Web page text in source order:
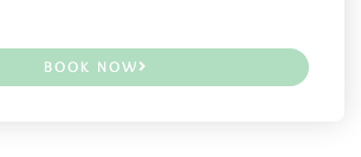
BOOK NOW